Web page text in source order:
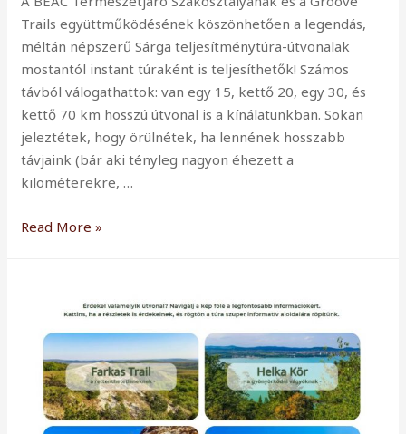
Trails együttműködésének köszönhetően a legendás,
méltán népszerű Sárga teljesítménytúra-útvonalak
mostantól instant túraként is teljesíthetők! Számos
távból válogathattok: van egy 15, kettő 20, egy 30, és
kettő 70 km hosszú útvonal is a kínálatunkban. Sokan
jeleztétek, hogy örülnétek, ha lennének hosszabb
távjaink (bár aki tényleg nagyon éhezett a
kilométerekre, …
Indulnak
teljesítménytúrák
instant
verziói
Read More »